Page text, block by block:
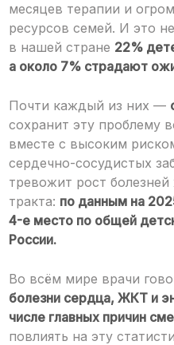
месяцев терапии и
ресурсов семей. И это
в нашей стране 22%
а около 7% страдают
Почти каждый из них —
сохранит эту проблему
вместе с высоким
сердечно-сосудистых
тревожит рост
тракта: по данным на
4-е место по общей
России.
Во всём мире врачи
болезни сердца, ЖКТ и
числе главных причин
повлиять на эту